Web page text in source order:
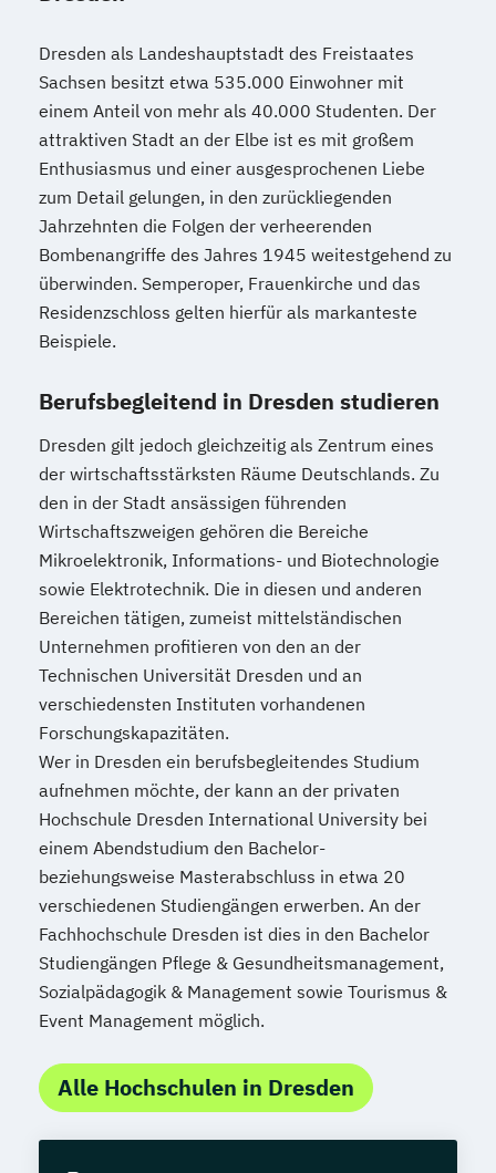
Medieninformatik
Modemanagement
Online Marketing
Online Marketing (DE/EN)
Personalentwicklung
Personalmanagement
Personalmanagement (DE/EN) Pflege
Pflegemanagement
Pflegepädagogik
Physiotherapie
Product Management (DE/EN)
Projektmanagement (DE/EN)
Psychologie Public Health
Public Management
Public Management für
Verwaltungsfachangestellte
Public Relations und Kommunikation
Pädagogik Pädagogik für Bildung
Beratung und Personalentwicklung
Pädagogik Bildungsberatung und Leitung
Robotics (DE/EN) Social Media
Softwareentwicklung (DE/EN)
Soziale Arbeit
Soziale Arbeit Schwerpunkt Kinder und
Jugendliche
Sozialmanagement
Sozialpädagogik und Inklusion
Sportmanagement
Supply Chain Management
Tourismusmanagement UX Design
Umweltingenieurwesen Vertragsrecht
Wirtschaftsinformatik (DE/EN)
Wirtschaftsingenieurwesen
Wirtschaftsingenieurwesen (DE/EN)
Psychologie Pädagogik
Sales Management & Strategy
Soziale Arbeit
Soziale Arbeit im Online-Abendstudium
Sozialmanagement Sozialwissenschaften
Sustainability Management
Therapiewissenschaften - Ergotherapie
Therapiewissenschaften - Logopädie
Therapiewissenschaften - Physiotherapie
UX & Service Design
Wirtschaftsingenieurwesen und
Wirtschaftspsychologie & Künstliche
Intelligenz
Wirtschaftspsychologie & Leadership
Wirtschaftspsychologie (DE/EN))
Wirtschaftspsychologie im Online-
Abendstudium
Wirtschaftsrecht
Wirtschaftswissenschaften
Dresden als Landeshauptstadt des Freistaates
Sachsen besitzt etwa 535.000 Einwohner mit
einem Anteil von mehr als 40.000 Studenten. Der
attraktiven Stadt an der Elbe ist es mit großem
Enthusiasmus und einer ausgesprochenen Liebe
zum Detail gelungen, in den zurückliegenden
Jahrzehnten die Folgen der verheerenden
Bombenangriffe des Jahres 1945 weitestgehend zu
überwinden. Semperoper, Frauenkirche und das
Residenzschloss gelten hierfür als markanteste
Beispiele.
Berufsbegleitend in Dresden studieren
Dresden gilt jedoch gleichzeitig als Zentrum eines
der wirtschaftsstärksten Räume Deutschlands. Zu
den in der Stadt ansässigen führenden
Wirtschaftszweigen gehören die Bereiche
Mikroelektronik, Informations- und Biotechnologie
sowie Elektrotechnik. Die in diesen und anderen
Bereichen tätigen, zumeist mittelständischen
Unternehmen profitieren von den an der
Technischen Universität Dresden und an
verschiedensten Instituten vorhandenen
Forschungskapazitäten.
Wer in Dresden ein berufsbegleitendes Studium
aufnehmen möchte, der kann an der privaten
Hochschule Dresden International University bei
einem Abendstudium den Bachelor-
beziehungsweise Masterabschluss in etwa 20
verschiedenen Studiengängen erwerben. An der
Fachhochschule Dresden ist dies in den Bachelor
Studiengängen Pflege & Gesundheitsmanagement,
Sozialpädagogik & Management sowie Tourismus &
Event Management möglich.
Alle Hochschulen in Dresden